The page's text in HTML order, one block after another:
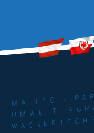
MAITEC -
UMWELT.